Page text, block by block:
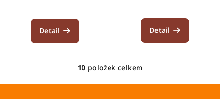
Detail Detail
O
v
10 položek celkem